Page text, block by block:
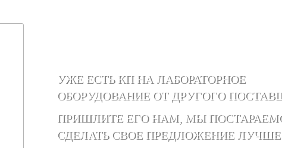
УЖЕ ЕСТЬ КП НА ЛАБОРАТОРНОЕ
ОБОРУДОВАНИЕ ОТ ДРУГОГО
ПРИШЛИТЕ ЕГО НАМ, МЫ
СДЕЛАТЬ СВОЕ ПРЕДЛОЖЕНИЕ